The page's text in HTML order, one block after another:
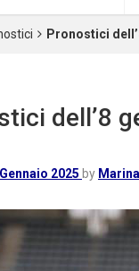
Pronostici
dell’8
2025 by